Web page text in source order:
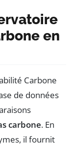
en
Carbone
de données
carbone. En
il fournit